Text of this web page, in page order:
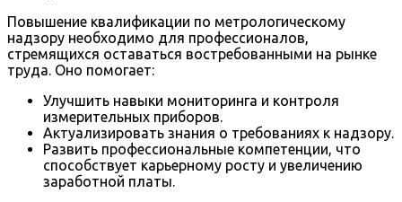
Повышение квалификации по метрологическому
надзору необходимо для профессионалов,
стремящихся оставаться востребованными на рынке
труда. Оно помогает:
Улучшить навыки мониторинга и контроля
измерительных приборов.
Актуализировать знания о требованиях к надзору.
Развить профессиональные компетенции, что
способствует карьерному росту и увеличению
заработной платы.